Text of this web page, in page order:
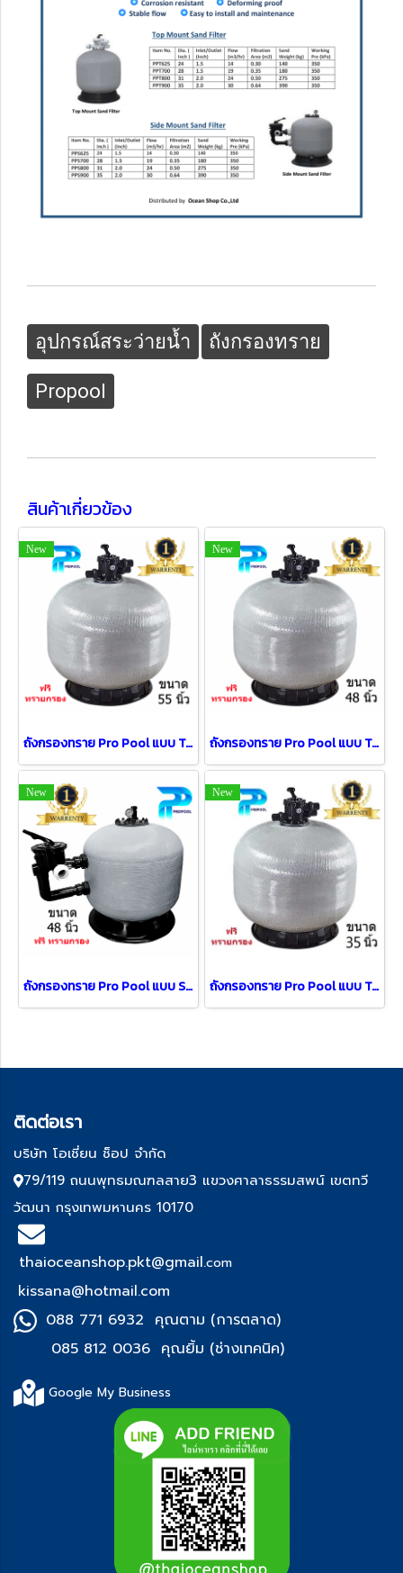
อุปกรณ์สระว่ายน้ำ ถังกรองทราย
Propool
สินค้าเกี่ยวข้อง
New
ถังกรองทราย Pro Pool แบบ Top Mount Dia [ 55" ]
New
ถังกรองทราย Pro Pool แบบ Top Mount Dia [ 48" ]
New
ถังกรองทราย Pro Pool แบบ Side Mount Dia [ 48" ]
New
ถังกรองทราย Pro Pool แบบ Top Mount Dia [ 35" ]
ติดต่อเรา
บริษัท โอเชี่ยน ช็อป จำกัด
79/119 ถนนพุทธมณฑลสาย3 แขวงศาลาธรรมสพน์ เขตทวี
วัฒนา กรุงเทพมหานคร 10170
thaioceanshop.pkt@gmail.com
kissana@hotmail.com
088 771 6932 คุณตาม (การตลาด)
085 812 0036 คุณยิ้ม (ช่างเทคนิค)
Google My Business